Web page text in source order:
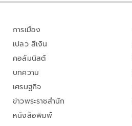
การเมือง
เปลว สีเงิน
คอลัมนิสต์
บทความ
เศรษฐกิจ
ข่าวพระราชสำนัก
หนังสือพิมพ์